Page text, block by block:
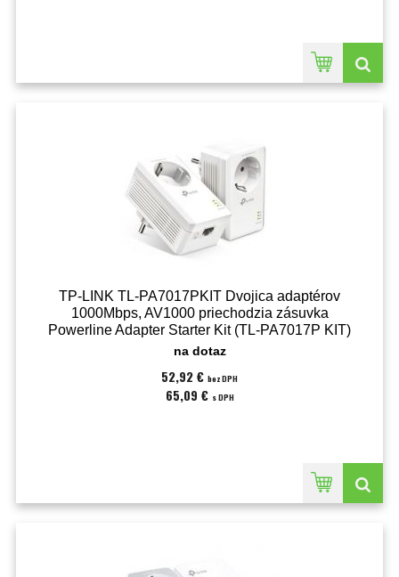
TP-LINK TL-PA7017PKIT Dvojica adaptérov
1000Mbps, AV1000 priechodzia zásuvka
Powerline Adapter Starter Kit (TL-PA7017P KIT)
na dotaz
52,92 € bez DPH
65,09 € s DPH